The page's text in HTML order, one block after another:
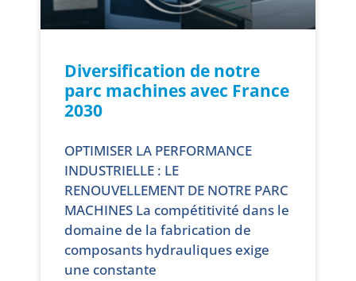
Diversification de notre
parc machines avec France
2030
OPTIMISER LA PERFORMANCE
INDUSTRIELLE : LE
RENOUVELLEMENT DE NOTRE PARC
MACHINES La compétitivité dans le
domaine de la fabrication de
composants hydrauliques exige
une constante